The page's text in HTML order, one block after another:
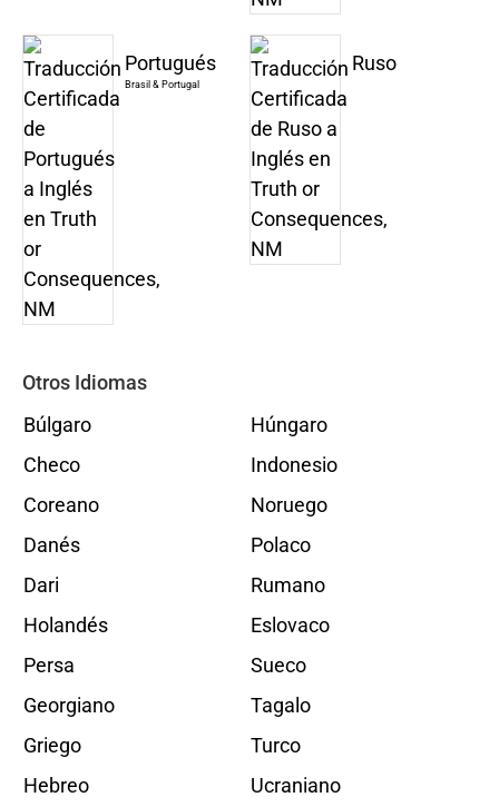
Portugués
Brasil & Portugal
Ruso
Otros Idiomas
Búlgaro
Checo
Coreano
Danés
Dari
Holandés
Persa
Georgiano
Griego
Hebreo
Húngaro
Indonesio
Noruego
Polaco
Rumano
Eslovaco
Sueco
Tagalo
Turco
Ucraniano